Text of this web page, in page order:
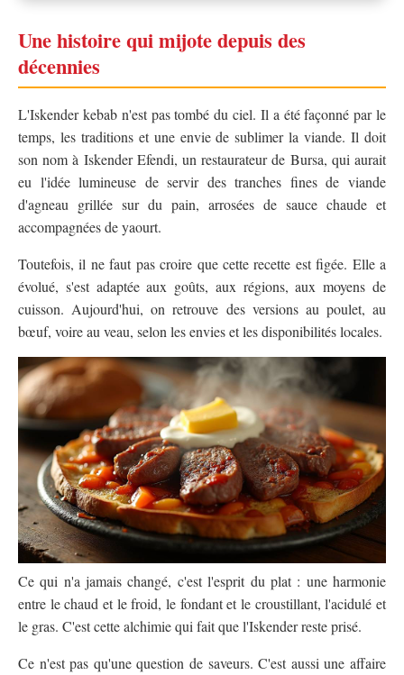
Une histoire qui mijote depuis des
décennies
L'Iskender kebab n'est pas tombé du ciel. Il a été façonné par le
temps, les traditions et une envie de sublimer la viande. Il doit
son nom à Iskender Efendi, un restaurateur de Bursa, qui aurait
eu l'idée lumineuse de servir des tranches fines de viande
d'agneau grillée sur du pain, arrosées de sauce chaude et
accompagnées de yaourt.
Toutefois, il ne faut pas croire que cette recette est figée. Elle a
évolué, s'est adaptée aux goûts, aux régions, aux moyens de
cuisson. Aujourd'hui, on retrouve des versions au poulet, au
bœuf, voire au veau, selon les envies et les disponibilités locales.
Ce qui n'a jamais changé, c'est l'esprit du plat : une harmonie
entre le chaud et le froid, le fondant et le croustillant, l'acidulé et
le gras. C'est cette alchimie qui fait que l'Iskender reste prisé.
Ce n'est pas qu'une question de saveurs. C'est aussi une affaire